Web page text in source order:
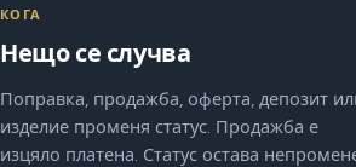
КОГА
Нещо се случва
Поправка, продажба, оферта, депозит
изделие променя статус. Продажба е
изцяло платена. Статус остава